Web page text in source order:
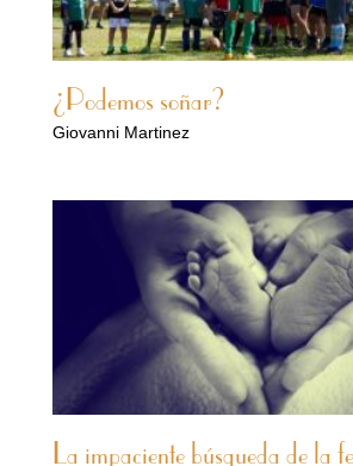
¿Podemos soñar?
Giovanni Martinez
La impaciente búsqueda de la